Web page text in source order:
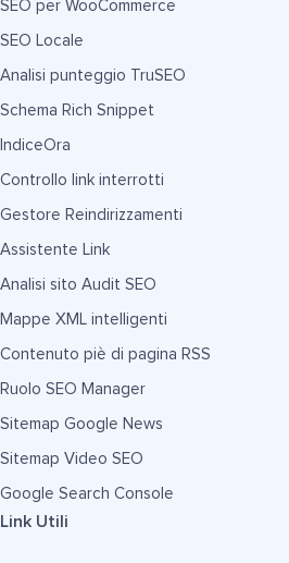
SEO per WooCommerce
SEO Locale
Analisi punteggio TruSEO
Schema Rich Snippet
IndiceOra
Controllo link interrotti
Gestore Reindirizzamenti
Assistente Link
Analisi sito Audit SEO
Mappe XML intelligenti
Contenuto piè di pagina RSS
Ruolo SEO Manager
Sitemap Google News
Sitemap Video SEO
Google Search Console
Link Utili